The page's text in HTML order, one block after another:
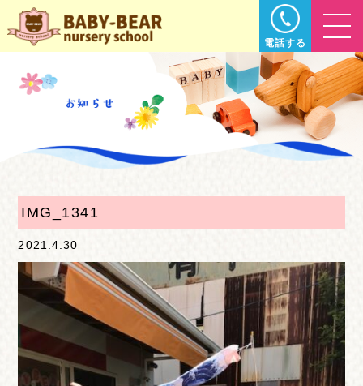
電話する
IMG_1341
2021.4.30